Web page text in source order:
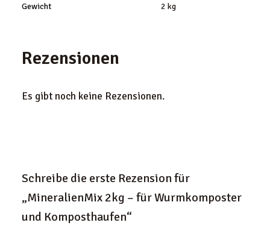
Gewicht 2 kg
Rezensionen
Es gibt noch keine Rezensionen.
Schreibe die erste Rezension für
„MineralienMix 2kg – für Wurmkomposter
und Komposthaufen“